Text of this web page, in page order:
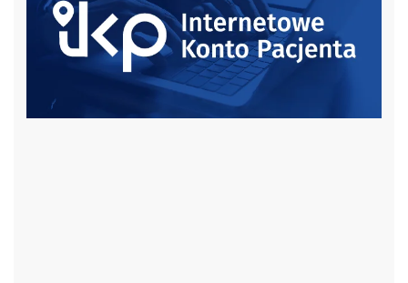
czytaj więcej